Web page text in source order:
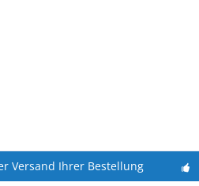
Versand Ihrer Bestellung